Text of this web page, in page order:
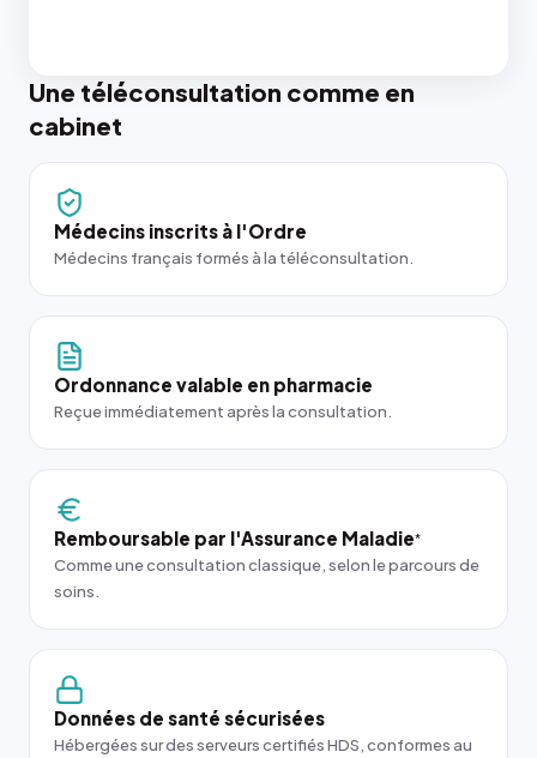
Une téléconsultation comme en
cabinet
Médecins inscrits à l'Ordre
Médecins français formés à la téléconsultation.
Ordonnance valable en pharmacie
Reçue immédiatement après la consultation.
Remboursable par l'Assurance Maladie*
Comme une consultation classique, selon le parcours de
soins.
Données de santé sécurisées
Hébergées sur des serveurs certifiés HDS, conformes au